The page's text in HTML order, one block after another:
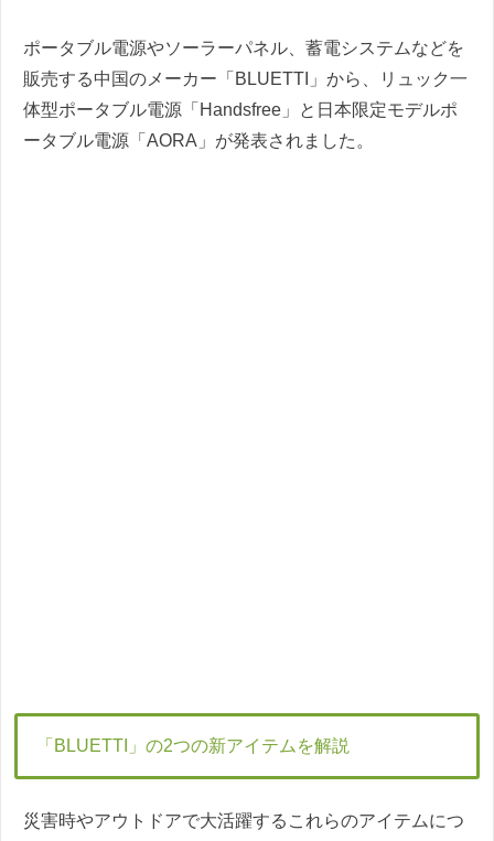
ポータブル電源やソーラーパネル、蓄電システムなどを
販売する中国のメーカー「BLUETTI」から、リュック一
体型ポータブル電源「Handsfree」と日本限定モデルポ
ータブル電源「AORA」が発表されました。
「BLUETTI」の2つの新アイテムを解説
災害時やアウトドアで大活躍するこれらのアイテムにつ